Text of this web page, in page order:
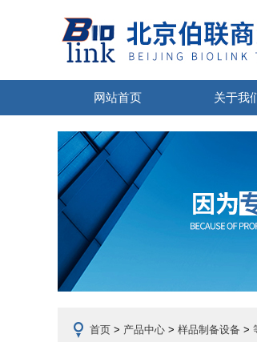
网站首页 关于我
首页 > 产品中心 > 样品制备设备 >